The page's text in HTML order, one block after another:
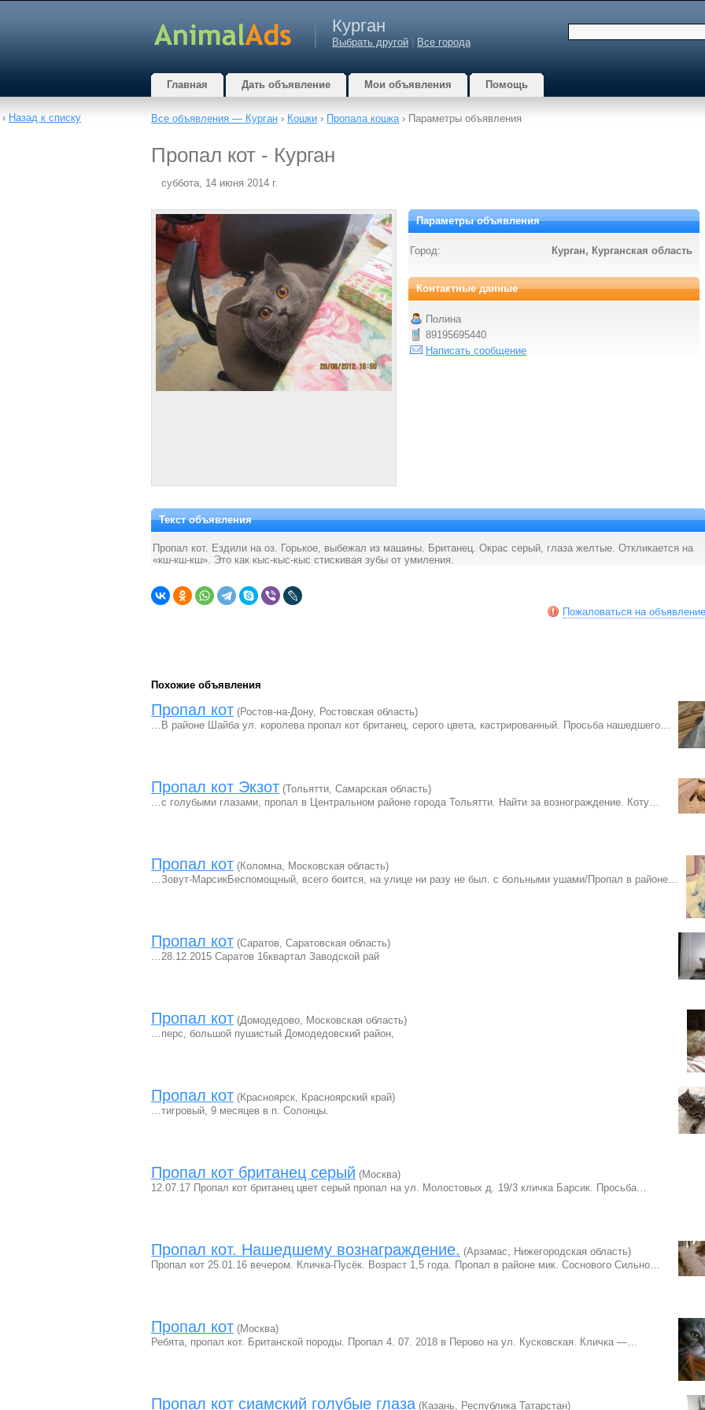
Курган
Выбрать другой Все города
Главная Дать объявление Мои объявления Помощь
Все объявления — Курган › Кошки › Пропала кошка› Параметры объявления
Пропал кот - Курган
суббота, 14 июня 2014 г.
Параметры объявления
Город: Курган, Курганская область
Контактные данные
Полина
89195695440
Написать сообщение
Текст объявления
Пропал кот. Ездили на оз. Горькое, выбежал из машины. Британец. Окрас серый, глаза желтые. Откликается на
«кш-кш-кш». Это как кыс-кыс-кыс стискивая зубы от умиления.
Пожаловаться на объявление
Похожие объявления
Пропал кот (Ростов-на-Дону, Ростовская область)
…В районе Шайба ул. королева пропал кот британец, серого цвета, кастрированный. Просьба нашедшего…
Пропал кот Экзот (Тольятти, Самарская область)
…с голубыми глазами, пропал в Центральном районе города Тольятти. Найти за вознограждение. Коту…
Пропал кот (Коломна, Московская область)
…Зовут-МарсикБеспомощный, всего боится, на улице ни разу не был. с больными ушами/Пропал в районе…
Пропал кот (Саратов, Саратовская область)
…28.12.2015 Саратов 16квартал Заводской рай
Пропал кот (Домодедово, Московская область)
…перс, большой пушистый Домодедовский район,
Пропал кот (Красноярск, Красноярский край)
…тигровый, 9 месяцев в п. Солонцы.
Пропал кот британец серый (Москва)
12.07.17 Пропал кот британец цвет серый пропал на ул. Молостовых д. 19/3 кличка Барсик. Просьба…
Пропал кот. Нашедшему вознаграждение. (Арзамас, Нижегородская область)
Пропал кот 25.01.16 вечером. Кличка-Пусёк. Возраст 1,5 года. Пропал в районе мик. Соснового Сильно…
Пропал кот (Москва)
Ребята, пропал кот. Британской породы. Пропал 4. 07. 2018 в Перово на ул. Кусковская. Кличка —…
Пропал кот сиамский голубые глаза (Казань, Республика Татарстан)
‹ Назад к списку